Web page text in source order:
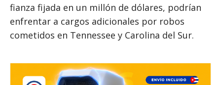
fianza fijada en un millón de dólares, podrían
enfrentar a cargos adicionales por robos
cometidos en Tennessee y Carolina del Sur.